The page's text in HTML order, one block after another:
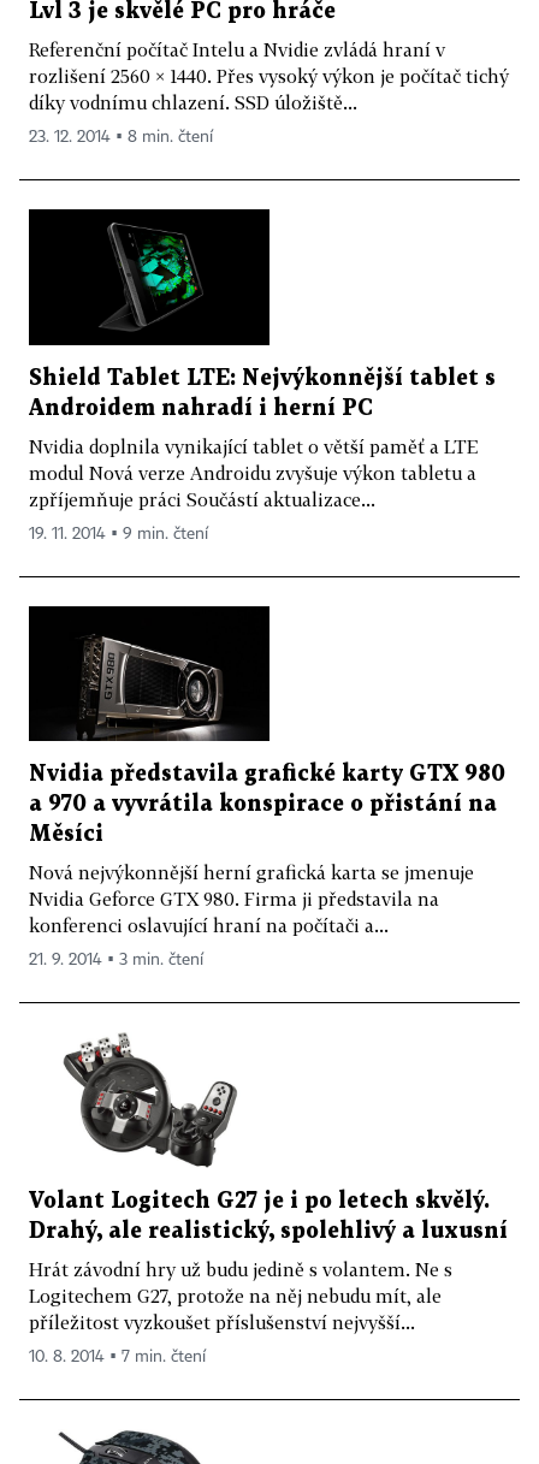
Lvl 3 je skvělé PC pro hráče
Referenční počítač Intelu a Nvidie zvládá hraní v
rozlišení 2560 × 1440. Přes vysoký výkon je počítač tichý
díky vodnímu chlazení. SSD úložiště...
23. 12. 2014 ▪ 8 min. čtení
Shield Tablet LTE: Nejvýkonnější tablet s
Androidem nahradí i herní PC
Nvidia doplnila vynikající tablet o větší paměť a LTE
modul Nová verze Androidu zvyšuje výkon tabletu a
zpříjemňuje práci Součástí aktualizace...
19. 11. 2014 ▪ 9 min. čtení
Nvidia představila grafické karty GTX 980
a 970 a vyvrátila konspirace o přistání na
Měsíci
Nová nejvýkonnější herní grafická karta se jmenuje
Nvidia Geforce GTX 980. Firma ji představila na
konferenci oslavující hraní na počítači a...
21. 9. 2014 ▪ 3 min. čtení
Volant Logitech G27 je i po letech skvělý.
Drahý, ale realistický, spolehlivý a luxusní
Hrát závodní hry už budu jedině s volantem. Ne s
Logitechem G27, protože na něj nebudu mít, ale
příležitost vyzkoušet příslušenství nejvyšší...
10. 8. 2014 ▪ 7 min. čtení